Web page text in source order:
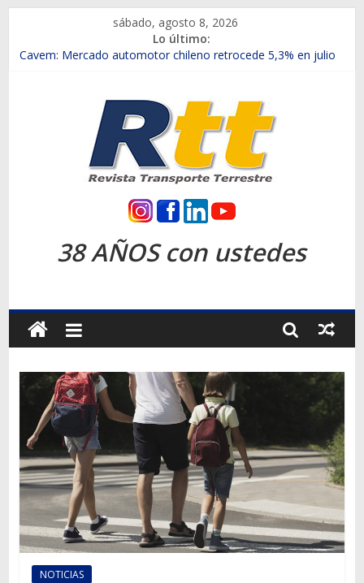
contenido
sábado, agosto 8, 2026
Lo último:
Chile es el primer mercado internacional en lanzar la nueva
Salfa suma vehículos electrificados de Chevrolet en el Biobío
Samex amplía su red con nuevas sucursales en Rancagua y
SINOTRUK Pick-ups presentó la recién estrenada Bolden en
la Expo Compras Públicas 2026
Revista
Transporte
Terrestre
Autos,
camiones,
motos,
información
del
mundo
del
transporte
38 AÑOS con ustedes
NOTICIAS